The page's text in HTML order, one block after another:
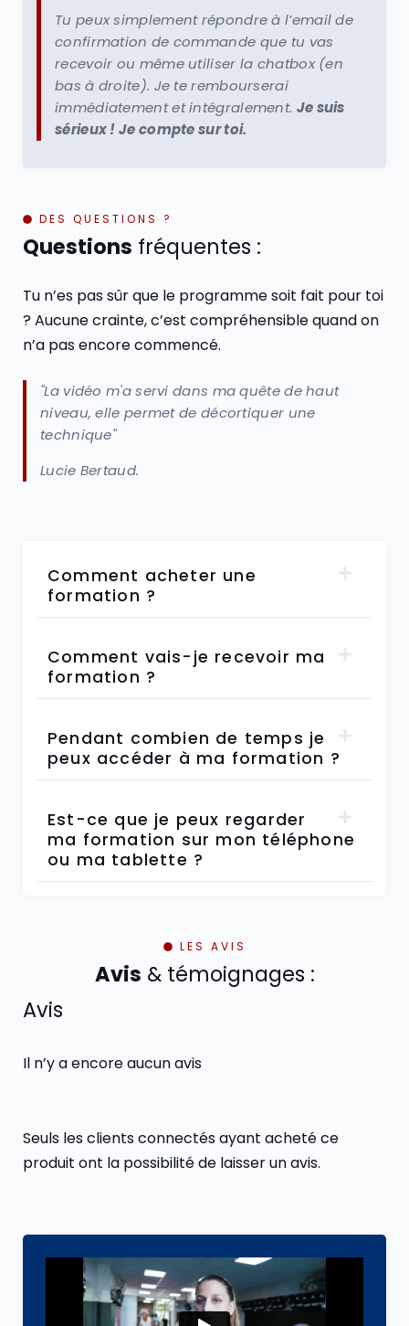
Tu peux simplement répondre à l’email de
confirmation de commande que tu vas
recevoir ou même utiliser la chatbox (en
bas à droite). Je te rembourserai
immédiatement et intégralement. Je suis
sérieux ! Je compte sur toi.
DES QUESTIONS ?
Questions fréquentes :
Tu n’es pas sûr que le programme soit fait pour toi
? Aucune crainte, c’est compréhensible quand on
n’a pas encore commencé.
"La vidéo m'a servi dans ma quête de haut
niveau, elle permet de décortiquer une
technique"
Lucie Bertaud.
Comment acheter une
formation ?
Comment vais-je recevoir ma
formation ?
Pendant combien de temps je
peux accéder à ma formation ?
Est-ce que je peux regarder
ma formation sur mon téléphone
ou ma tablette ?
LES AVIS
Avis & témoignages :
Avis
Il n’y a encore aucun avis
Seuls les clients connectés ayant acheté ce
produit ont la possibilité de laisser un avis.